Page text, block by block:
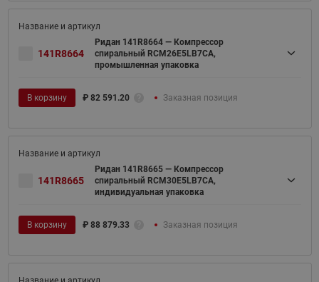
141R8664
Ридан 141R8664 — Компрессор
спиральный RCM26E5LB7CA,
промышленная упаковка
В корзину ₽ 82 591.20 Заказная позиция
141R8665
Ридан 141R8665 — Компрессор
спиральный RCM30E5LB7CA,
индивидуальная упаковка
В корзину ₽ 88 879.33 Заказная позиция